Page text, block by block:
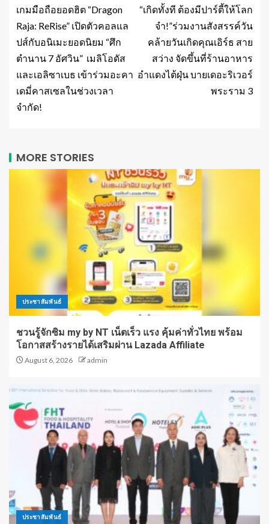
เกมมือถือยอดฮิต “Dragon
Raja: ReRise” เปิดตัวคอลแล
ปส์กับอนิเมะยอดนิยม “ศึก
ตำนาน 7 อัศวิน” เมลิโอดัส
และเอลิซาเบธ เข้าร่วมอะคา
เดมี่คาสเซลในช่วงเวลา
จำกัด!
“เกิดทั้งที ต้องมีปาร์ตี้ให้โลก
จำ!”ร่วมงานสังสรรค์วัน
คล้ายวันเกิดคุณเอิร์ธ สาย
สว่าง จัดขึ้นที่ร้านอาหาร
อำแดงไต้ฝุ่น บายเดอะริเวอร์
พระราม 3
MORE STORIES
ประชาสัมพันธ์
ชวนรู้จักซิม my by NT เน็ตเร็ว แรง คุ้มค่าทั่วไทย พร้อม
โอกาสสร้างรายได้เสริมผ่าน Lazada Affiliate
August 6, 2026 admin
ประชาสัมพันธ์